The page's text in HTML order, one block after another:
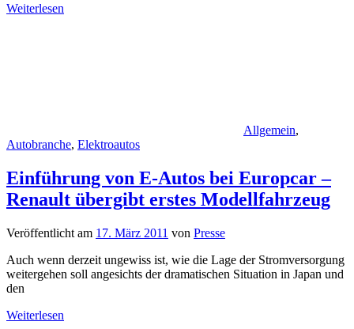
Weiterlesen
Allgemein,
Autobranche, Elektroautos
Einführung von E-Autos bei Europcar –
Renault übergibt erstes Modellfahrzeug
Veröffentlicht am 17. März 2011 von Presse
Auch wenn derzeit ungewiss ist, wie die Lage der Stromversorgung
weitergehen soll angesichts der dramatischen Situation in Japan und
den
Weiterlesen